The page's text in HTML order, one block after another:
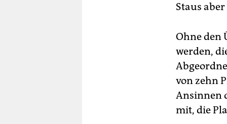
Staus
Ohne den
werden,
von zehn
Ansinnen
mit, die